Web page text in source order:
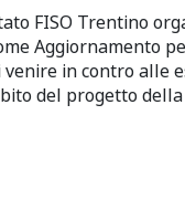
FISO Trentino
Aggiornamento
venire in contro alle
del progetto